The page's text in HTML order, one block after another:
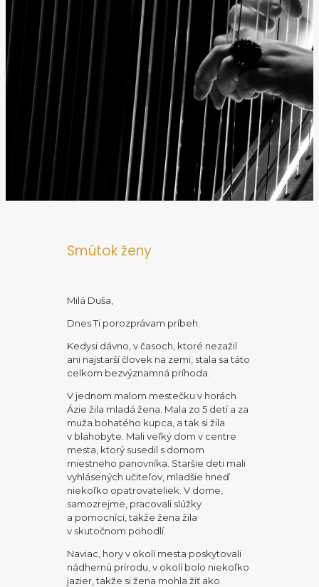
Smútok ženy
Milá Duša,
Dnes Ti porozprávam príbeh.
Kedysi dávno, v časoch, ktoré nezažil
ani najstarší človek na zemi, stala sa táto
celkom bezvýznamná príhoda.
V jednom malom mestečku v horách
Ázie žila mladá žena. Mala zo 5 detí a za
muža bohatého kupca, a tak si žila
v blahobyte. Mali veľký dom v centre
mesta, ktorý susedil s domom
miestneho panovníka. Staršie deti mali
vyhlásených učiteľov, mladšie hneď
niekoľko opatrovateliek. V dome,
samozrejme, pracovali slúžky
a pomocníci, takže žena žila
v skutočnom pohodlí.
Naviac, hory v okolí mesta poskytovali
nádhernú prírodu, v okolí bolo niekoľko
jazier, takže si žena mohla žiť ako